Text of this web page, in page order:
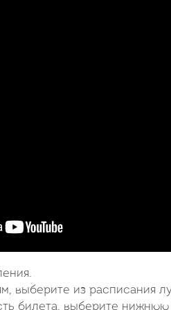
выберите из расписания
билета, выберите